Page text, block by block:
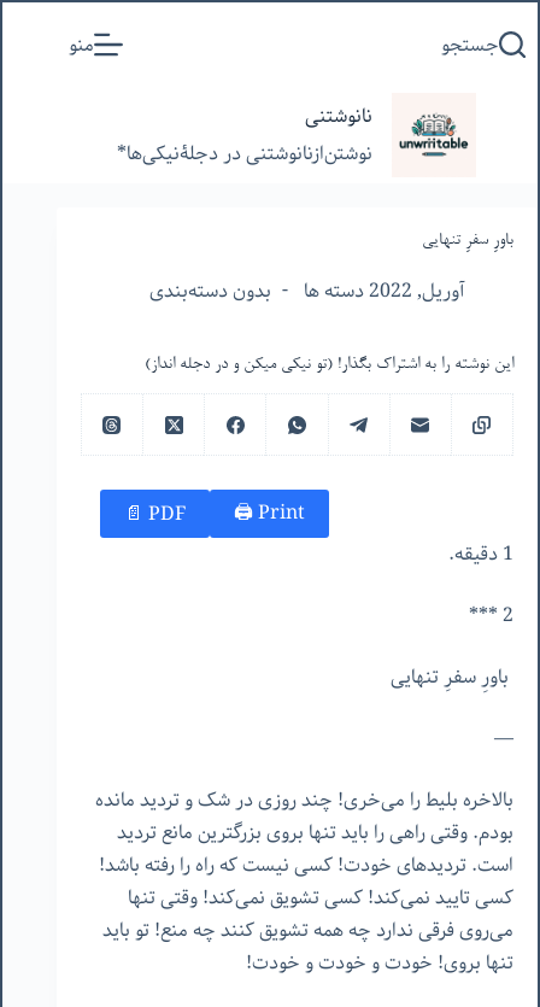
به
جستجو منو
نانوشتنی
نوشتن‌از‌نانوشتنی‌ در‌ دجلۀنیکی‌ها*
باورِ سفرِ تنهایی
آوریل, 2022 دسته ها بدون دسته‌بندی
این نوشته را به اشتراک بگذار! (تو نیکی میکن و در دجله انداز)
Print 🖨
PDF 📄
1 دقیقه.
2 ***
باورِ سفرِ تنهایی
—
بالاخره بلیط را می‌خری! چند روزی در شک و تردید مانده
بودم. وقتی راهی را باید تنها بروی بزرگترین مانع تردید
است. تردیدهای خودت! کسی نیست که راه را رفته باشد!
کسی تایید نمی‌کند! کسی تشویق نمی‌کند! وقتی تنها
می‌روی فرقی ندارد چه همه تشویق کنند چه منع! تو باید
تنها بروی! خودت و خودت و خودت!